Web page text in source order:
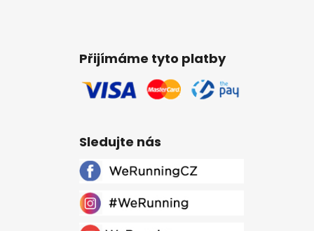
Přijímáme tyto platby
Sledujte nás